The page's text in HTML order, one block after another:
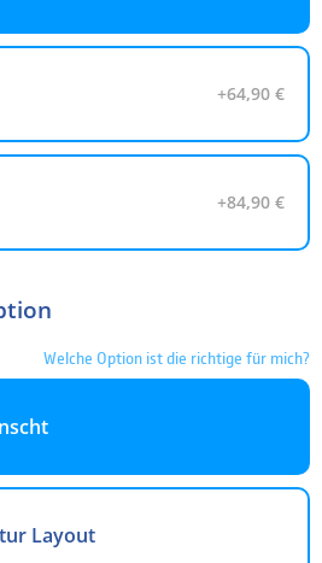
+64,90 €
+84,90 €
Welche Option ist die richtige für mich?
Layout